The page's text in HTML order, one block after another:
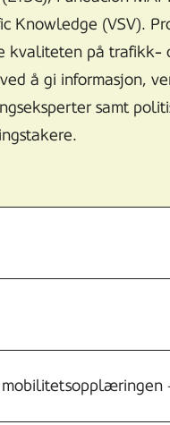
Knowledge (VSV).
kvaliteten på trafikk-
å gi informasjon,
samt